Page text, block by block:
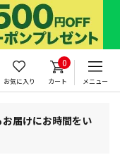
お気に入り
0
カート メニュー
届けにお時間をい